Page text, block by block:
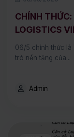
Admin
CHÍNH
LOGISTICS
06/5 chính thức là
trò nền tảng của...